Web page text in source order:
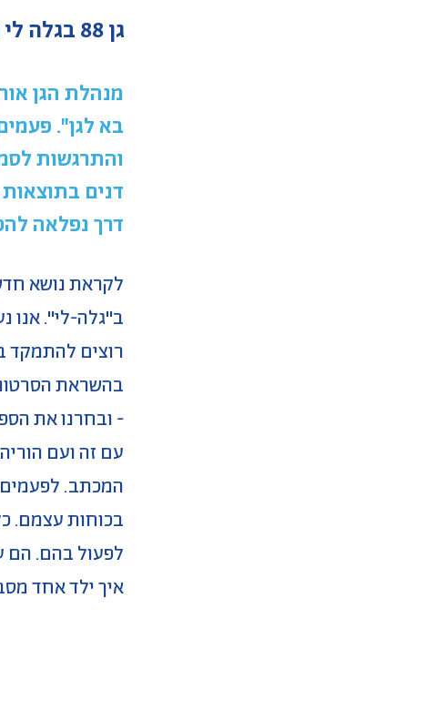
גן 88 בגלה לי חוקרים ובקלפי בוחרים / בגלה לי חקרנו ובקלפי בחרנו
מנהלת הגן
בא לגן".
והתרגשות
דנים
דרך נפלאה
לקראת נושא
ב"גלה-לי". אנו
רוצים להתמקד
בהשראת
- ובחרנו את
עם זה ועם
המכתב. לפעמים
בכוחות עצמם.
לפעול בהם. הם
איך ילד אחד